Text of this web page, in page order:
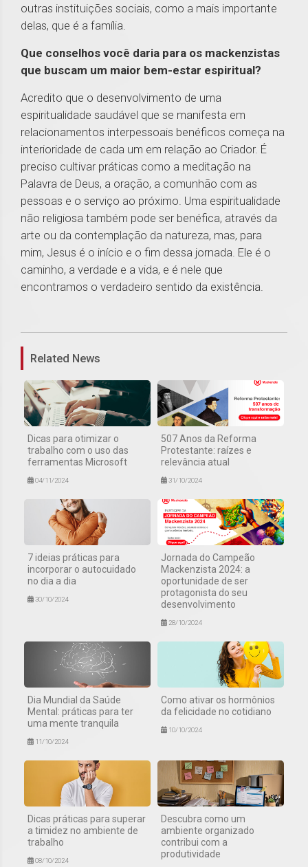
outras instituições sociais, como a mais importante
delas, que é a família.
Que conselhos você daria para os mackenzistas
que buscam um maior bem-estar espiritual?
Acredito que o desenvolvimento de uma
espiritualidade saudável que se manifesta em
relacionamentos interpessoais benéficos começa na
interioridade de cada um em relação ao Criador. É
preciso cultivar práticas como a meditação na
Palavra de Deus, a oração, a comunhão com as
pessoas e o serviço ao próximo. Uma espiritualidade
não religiosa também pode ser benéfica, através da
arte ou da contemplação da natureza, mas, para
mim, Jesus é o início e o fim dessa jornada. Ele é o
caminho, a verdade e a vida, e é nele que
encontramos o verdadeiro sentido da existência.
Related News
Dicas para otimizar o
trabalho com o uso das
ferramentas Microsoft
04/11/2024
507 Anos da Reforma
Protestante: raízes e
relevância atual
31/10/2024
7 ideias práticas para
incorporar o autocuidado
no dia a dia
30/10/2024
Jornada do Campeão
Mackenzista 2024: a
oportunidade de ser
protagonista do seu
desenvolvimento
28/10/2024
Dia Mundial da Saúde
Mental: práticas para ter
uma mente tranquila
11/10/2024
Como ativar os hormônios
da felicidade no cotidiano
10/10/2024
Dicas práticas para superar
a timidez no ambiente de
trabalho
08/10/2024
Descubra como um
ambiente organizado
contribui com a
produtividade